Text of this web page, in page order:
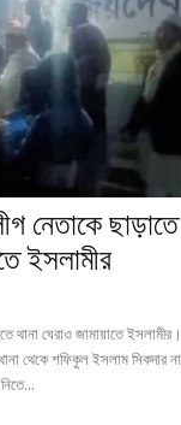
নেতাকে ছাড়াতে
ইসলামীর
থানা ঘেরাও জামায়াতে ইসলামীর।
থেকে শফিকুল ইসলাম সিকদার